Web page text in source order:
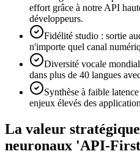
effort grâce à notre API
développeurs.
Fidélité studio : sortie
n'importe quel canal
Diversité vocale
dans plus de 40 langues
Synthèse à faible
enjeux élevés des
La valeur
neuronaux 'API-